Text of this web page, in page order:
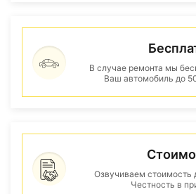
В случае ремонта мы
Ваш автомобиль до
Озвучиваем стоимость
Честность в